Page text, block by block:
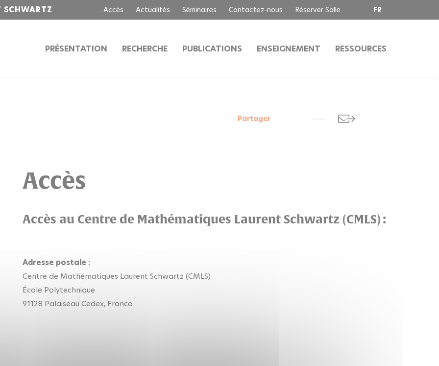
SCHWARTZ Accès Actualités Séminaires Contactez-nous Réserver Salle FR
PRÉSENTATION
RECHERCHE PUBLICATIONS ENSEIGNEMENT RESSOURCES
Partager
Accès
Accès au Centre de Mathématiques Laurent Schwartz (CMLS) :
Adresse postale :
Centre de Mathématiques Laurent Schwartz (CMLS)
École Polytechnique
91128 Palaiseau Cedex, France